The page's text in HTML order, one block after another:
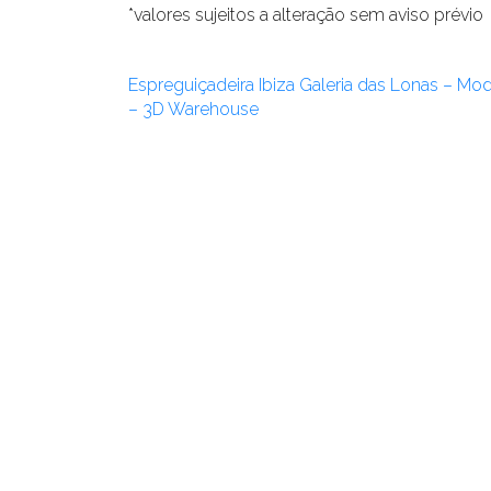
*valores sujeitos a alteração sem aviso prévio
Espreguiçadeira Ibiza Galeria das Lonas –
– 3D Warehouse